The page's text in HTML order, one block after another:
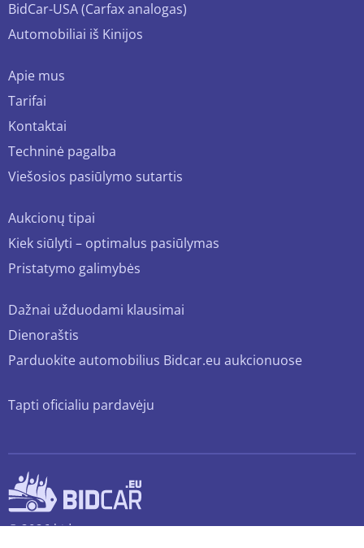
BidCar-USA (Carfax analogas)
Automobiliai iš Kinijos
Apie mus
Tarifai
Kontaktai
Techninė pagalba
Viešosios pasiūlymo sutartis
Aukcionų tipai
Kiek siūlyti – optimalus pasiūlymas
Pristatymo galimybės
Dažnai užduodami klausimai
Dienoraštis
Parduokite automobilius Bidcar.eu aukcionuose
Tapti oficialiu pardavėju
© 2026 bidcar.eu